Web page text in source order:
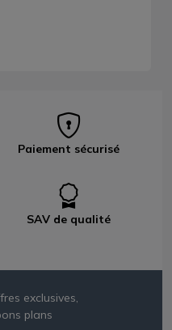
Paiement sécurisé
SAV de qualité
exclusives,
plans